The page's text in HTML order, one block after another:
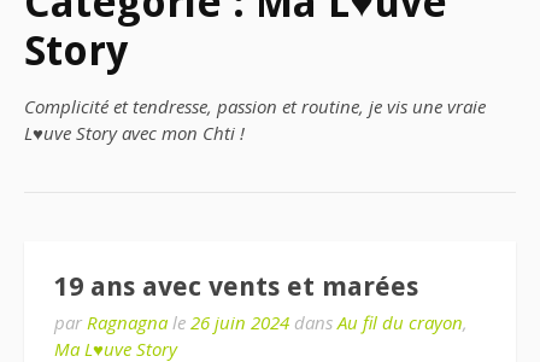
Story
Complicité et tendresse, passion et routine, je vis une vraie
L♥uve Story avec mon Chti !
19 ans avec vents et marées
par Ragnagna le 26 juin 2024 dans Au fil du crayon,
Ma L♥uve Story